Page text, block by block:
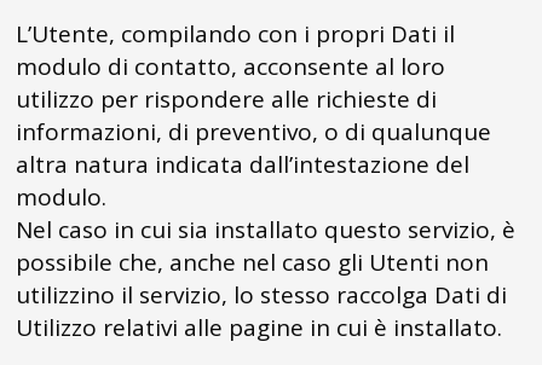
L’Utente, compilando con i propri Dati il
modulo di contatto, acconsente al loro
utilizzo per rispondere alle richieste di
informazioni, di preventivo, o di qualunque
altra natura indicata dall’intestazione del
modulo.
Nel caso in cui sia installato questo servizio, è
possibile che, anche nel caso gli Utenti non
utilizzino il servizio, lo stesso raccolga Dati di
Utilizzo relativi alle pagine in cui è installato.